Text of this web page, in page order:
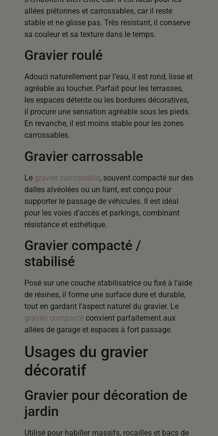
allées piétonnes et carrossables, car il reste
stable et ne glisse pas. Très résistant, il conserve
sa couleur et sa texture dans le temps.
Gravier roulé
Adouci naturellement par l’eau, il est rond, lisse et
agréable au toucher. Parfait pour les terrasses,
les espaces détente ou les bordures décoratives,
il procure une sensation agréable sous les pieds.
En revanche, il est moins stable pour les zones
carrossables.
Gravier carrossable
Le gravier carrossable, souvent compacté sur des
dalles alvéolées ou un liant, est conçu pour
supporter le passage de véhicules. Il est idéal
pour les voies d’accès et parkings, combinant
résistance et esthétique.
Gravier compacté /
stabilisé
Posé sur une couche stabilisatrice ou fixé à l’aide
de résines, il forme une surface dure et durable,
tout en gardant l’aspect naturel du gravier. Le
gravier compacté convient parfaitement aux
allées de garage et espaces à fort passage.
Usages du gravier
décoratif
Gravier pour décoration de
jardin
Utilisé pour habiller massifs, rocailles et bacs de